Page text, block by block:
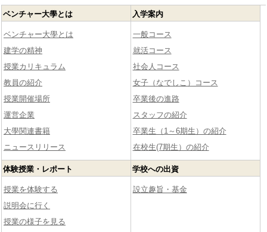
ベンチャー大學とは
ベンチャー大學とは
建学の精神
授業カリキュラム
教員の紹介
授業開催場所
運営企業
大學関連書籍
ニュースリリース
入学案内
一般コース
就活コース
社会人コース
女子（なでしこ）コース
卒業後の進路
スタッフの紹介
卒業生（1～6期生）の紹介
在校生(7期生）の紹介
体験授業・レポート
授業を体験する
説明会に行く
授業の様子を見る
学校への出資
設立趣旨・基金